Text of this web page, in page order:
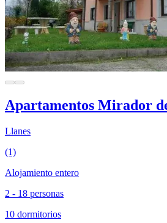
Apartamentos Mirador
Llanes
(1)
Alojamiento entero
2 - 18 personas
10 dormitorios